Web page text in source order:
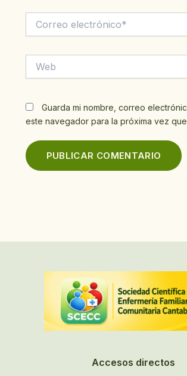
electrónico*
Guarda mi nombre, correo
este navegador para la próxima vez
Accesos directos